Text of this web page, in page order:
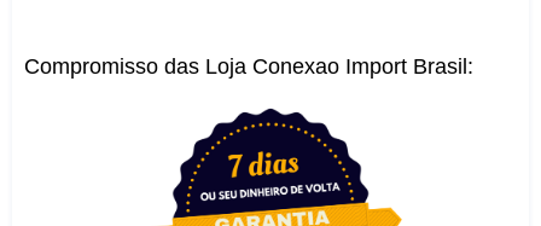
Compromisso das Loja Conexao Import Brasil: